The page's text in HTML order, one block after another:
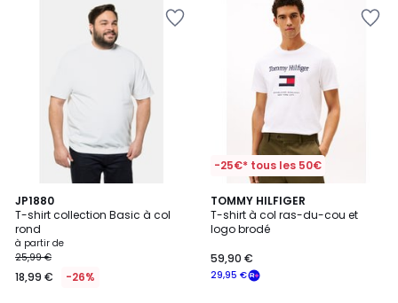
JP1880
T-shirt collection Basic à col
rond
à partir de
25,99 €
18,99 € -26%
4,8
/ 5
16
Couleurs
-25€* tous les 50€
TOMMY HILFIGER
T-shirt à col ras-du-cou et
logo brodé
29,95 €
59,90 €
5
/
5
2
Couleurs